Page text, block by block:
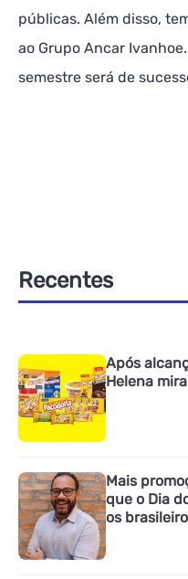
públicas. Além disso,
ao Grupo Ancar
semestre será de
Recentes
Após
Helena
Mais
que o Dia
os